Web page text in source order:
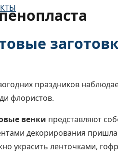
праздников
флористов.
венки представляют
декорирования
украсить ленточками,